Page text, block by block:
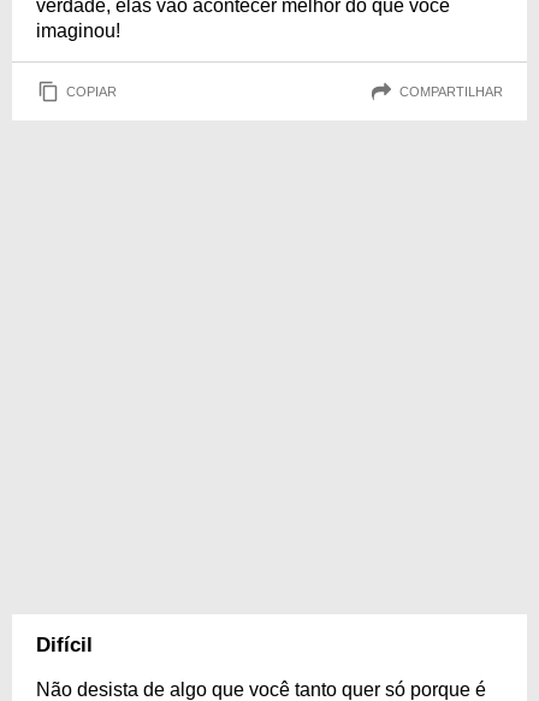
verdade, elas vão acontecer melhor do que você
imaginou!
COPIAR COMPARTILHAR
Difícil
Não desista de algo que você tanto quer só porque é